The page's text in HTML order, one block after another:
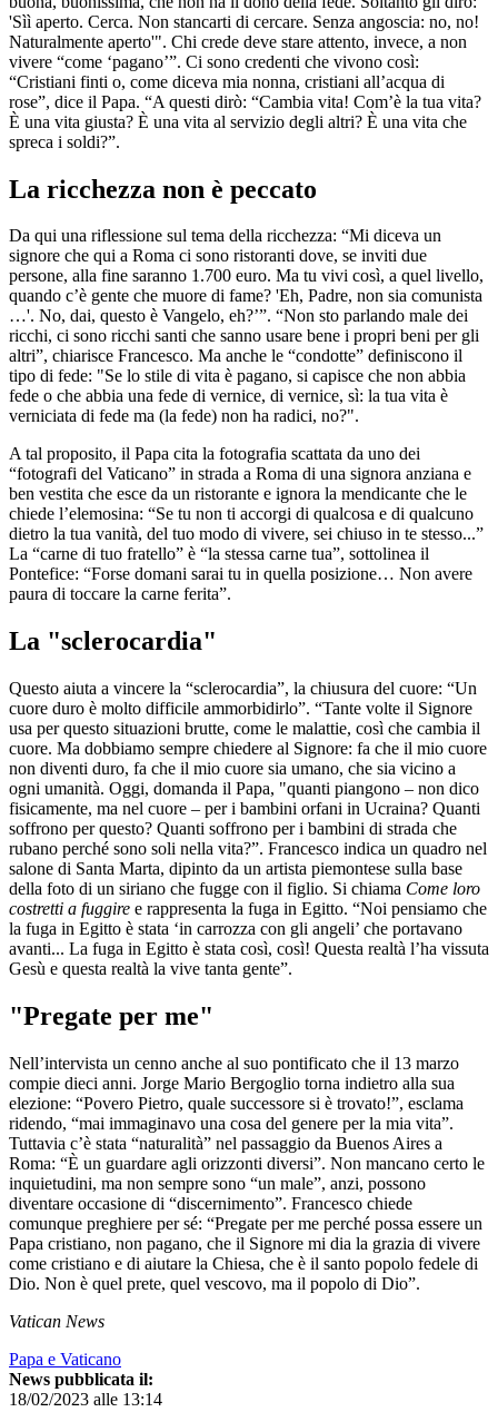
'Sìì aperto. Cerca. Non stancarti di cercare. Senza angoscia: no, no!
Naturalmente aperto'". Chi crede deve stare attento, invece, a non
vivere “come ‘pagano’”. Ci sono credenti che vivono così:
“Cristiani finti o, come diceva mia nonna, cristiani all’acqua di
rose”, dice il Papa. “A questi dirò: “Cambia vita! Com’è la tua vita?
È una vita giusta? È una vita al servizio degli altri? È una vita che
spreca i soldi?”.
La ricchezza non è peccato
Da qui una riflessione sul tema della ricchezza: “Mi diceva un
signore che qui a Roma ci sono ristoranti dove, se inviti due
persone, alla fine saranno 1.700 euro. Ma tu vivi così, a quel livello,
quando c’è gente che muore di fame? 'Eh, Padre, non sia comunista
…'. No, dai, questo è Vangelo, eh?’”. “Non sto parlando male dei
ricchi, ci sono ricchi santi che sanno usare bene i propri beni per gli
altri”, chiarisce Francesco. Ma anche le “condotte” definiscono il
tipo di fede: "Se lo stile di vita è pagano, si capisce che non abbia
fede o che abbia una fede di vernice, di vernice, sì: la tua vita è
verniciata di fede ma (la fede) non ha radici, no?".
A tal proposito, il Papa cita la fotografia scattata da uno dei
“fotografi del Vaticano” in strada a Roma di una signora anziana e
ben vestita che esce da un ristorante e ignora la mendicante che le
chiede l’elemosina: “Se tu non ti accorgi di qualcosa e di qualcuno
dietro la tua vanità, del tuo modo di vivere, sei chiuso in te stesso...”
La “carne di tuo fratello” è “la stessa carne tua”, sottolinea il
Pontefice: “Forse domani sarai tu in quella posizione… Non avere
paura di toccare la carne ferita”.
La "sclerocardia"
Questo aiuta a vincere la “sclerocardia”, la chiusura del cuore: “Un
cuore duro è molto difficile ammorbidirlo”. “Tante volte il Signore
usa per questo situazioni brutte, come le malattie, così che cambia il
cuore. Ma dobbiamo sempre chiedere al Signore: fa che il mio cuore
non diventi duro, fa che il mio cuore sia umano, che sia vicino a
ogni umanità. Oggi, domanda il Papa, "quanti piangono – non dico
fisicamente, ma nel cuore – per i bambini orfani in Ucraina? Quanti
soffrono per questo? Quanti soffrono per i bambini di strada che
rubano perché sono soli nella vita?”. Francesco indica un quadro nel
salone di Santa Marta, dipinto da un artista piemontese sulla base
della foto di un siriano che fugge con il figlio. Si chiama Come loro
costretti a fuggire e rappresenta la fuga in Egitto. “Noi pensiamo che
la fuga in Egitto è stata ‘in carrozza con gli angeli’ che portavano
avanti... La fuga in Egitto è stata così, così! Questa realtà l’ha vissuta
Gesù e questa realtà la vive tanta gente”.
"Pregate per me"
Nell’intervista un cenno anche al suo pontificato che il 13 marzo
compie dieci anni. Jorge Mario Bergoglio torna indietro alla sua
elezione: “Povero Pietro, quale successore si è trovato!”, esclama
ridendo, “mai immaginavo una cosa del genere per la mia vita”.
Tuttavia c’è stata “naturalità” nel passaggio da Buenos Aires a
Roma: “È un guardare agli orizzonti diversi”. Non mancano certo le
inquietudini, ma non sempre sono “un male”, anzi, possono
diventare occasione di “discernimento”. Francesco chiede
comunque preghiere per sé: “Pregate per me perché possa essere un
Papa cristiano, non pagano, che il Signore mi dia la grazia di vivere
come cristiano e di aiutare la Chiesa, che è il santo popolo fedele di
Dio. Non è quel prete, quel vescovo, ma il popolo di Dio”.
Vatican News
Papa e Vaticano
News pubblicata il:
18/02/2023 alle 13:14